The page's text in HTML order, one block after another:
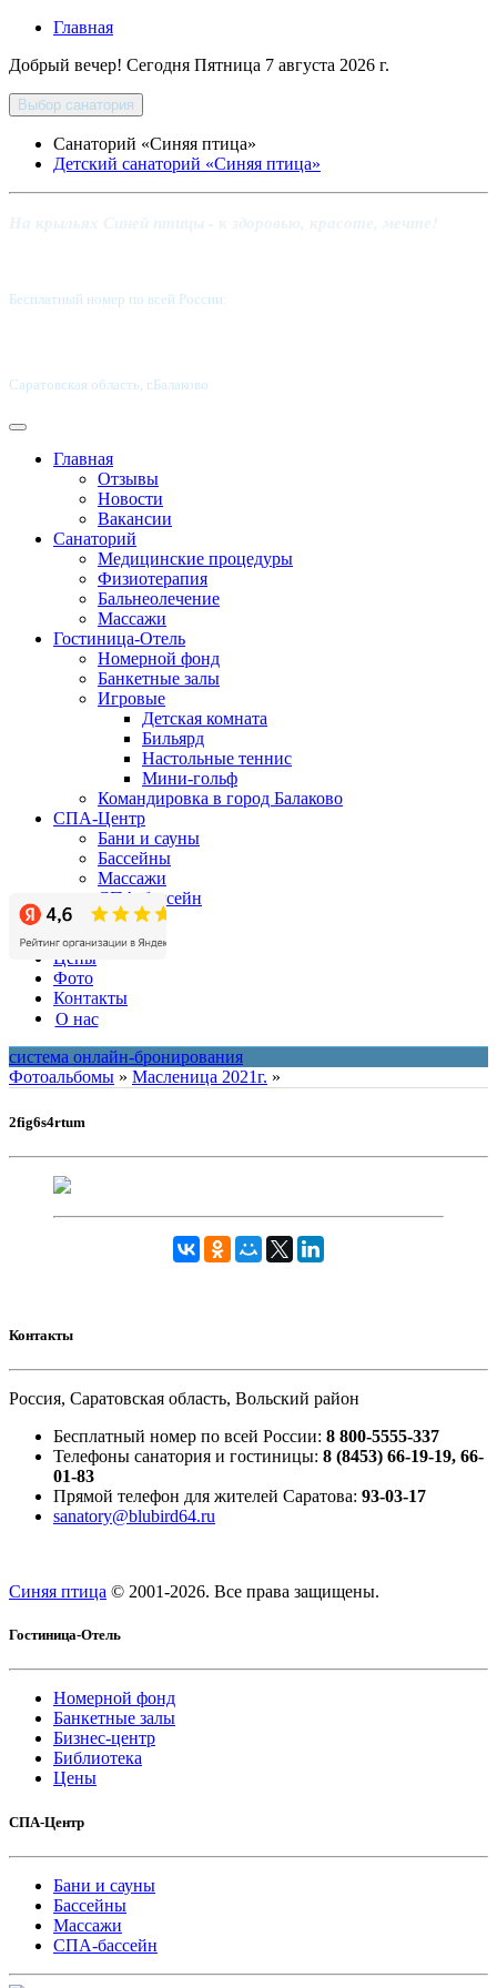
Главная
Добрый вечер! Сегодня Пятница 7 августа 2026 г.
Выбор санатория
Санаторий «Синяя птица»
Детский санаторий «Синяя птица»
Бесплатный номер по всей России:
Саратовская область, г.Балаково
Главная
Отзывы
Новости
Вакансии
Санаторий
Медицинские процедуры
Физиотерапия
Бальнеолечение
Массажи
Гостиница-Отель
Номерной фонд
Банкетные залы
Игровые
Детская комната
Бильярд
Настольные теннис
Мини-гольф
Командировка в город Балаково
СПА-Центр
Бани и сауны
Бассейны
Массажи
СПА-бассейн
Бизнес-центр
Акции
Цены
Фото
Контакты
О нас
система онлайн-бронирования
Фотоальбомы » Масленица 2021г. »
2fig6s4rtum
Контакты
Россия, Саратовская область, Вольский район
Бесплатный номер по всей России: 8 800-5555-337
Телефоны санатория и гостиницы: 8 (8453) 66-19-19, 66-
01-83
Прямой телефон для жителей Саратова: 93-03-17
sanatory@blubird64.ru
Синяя птица © 2001-2026. Все права защищены.
Гостиница-Отель
Номерной фонд
Банкетные залы
Бизнес-центр
Библиотека
Цены
СПА-Центр
Бани и сауны
Бассейны
Массажи
СПА-бассейн